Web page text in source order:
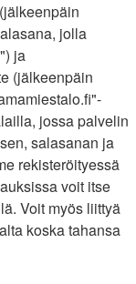
jolla
ja
(jälkeenpäin
jossa palvelin
salasanan ja
rekisteröityessä
voit itse
Voit myös liittyä
koska tahansa